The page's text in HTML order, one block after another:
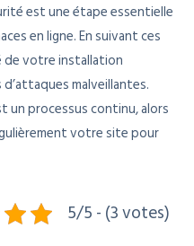
est une étape essentielle
en ligne. En suivant ces
de votre installation
malveillantes.
un processus continu, alors
votre site pour
5/5 - (3 votes)